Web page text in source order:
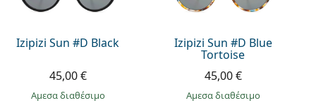
Izipizi Sun #D Black
45,00 €
άμεσα διαθέσιμο
Izipizi Sun #D Blue
Tortoise
45,00 €
άμεσα διαθέσιμο